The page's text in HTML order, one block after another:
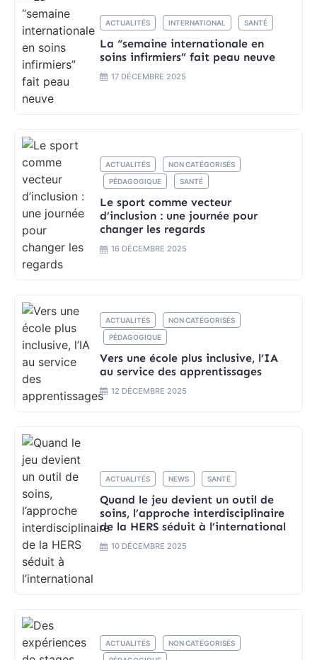
ACTUALITÉS INTERNATIONAL SANTÉ
La “semaine internationale en
soins infirmiers” fait peau neuve
17 DÉCEMBRE 2025
ACTUALITÉS
NON CATÉGORISÉS
PÉDAGOGIQUE
SANTÉ
Le sport comme vecteur
d’inclusion : une journée pour
changer les regards
16 DÉCEMBRE 2025
ACTUALITÉS
NON CATÉGORISÉS
PÉDAGOGIQUE
Vers une école plus inclusive, l’IA
au service des apprentissages
12 DÉCEMBRE 2025
ACTUALITÉS NEWS SANTÉ
Quand le jeu devient un outil de
soins, l’approche interdisciplinaire
de la HERS séduit à l’international
10 DÉCEMBRE 2025
ACTUALITÉS
NON CATÉGORISÉS